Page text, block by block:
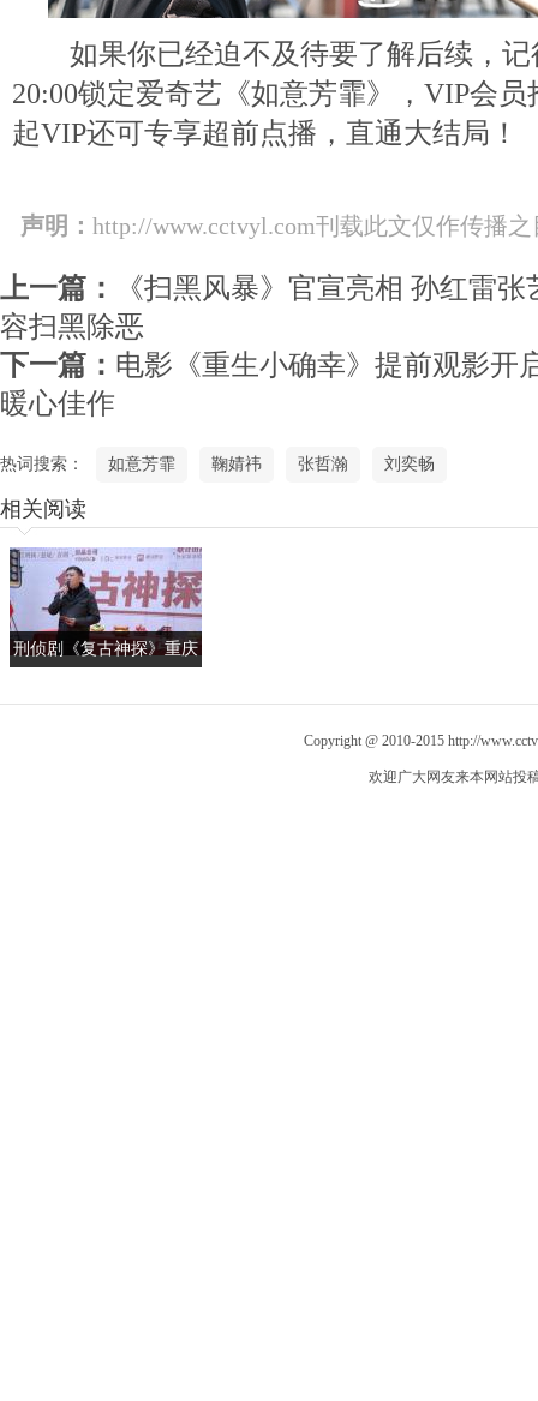
如果你已经迫不及待要了解后续，记
20:00锁定爱奇艺《如意芳霏》，VIP会员
起VIP还可专享超前点播，直通大结局！
声明： http://www.cctvyl.com刊载此文仅作传播
上一篇：
《扫黑风暴》官宣亮相 孙红雷
容扫黑除恶
下一篇： 电影《重生小确幸》提前观影开
暖心佳作
热词搜索： 如意芳霏 鞠婧祎 张哲瀚 刘奕畅
相关阅读
刑侦剧《复古神探》重庆
Copyright @ 2010-2015http://
欢迎广大网友来本网站投